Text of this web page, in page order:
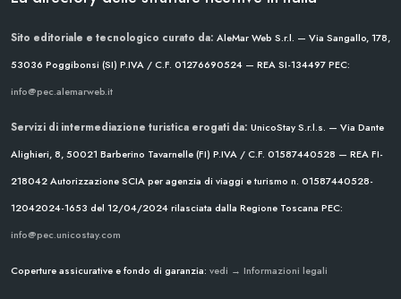
Sito editoriale e tecnologico curato da: AleMar Web S.r.l. — Via Sangallo, 178,
53036 Poggibonsi (SI) P.IVA / C.F. 01276690524 — REA SI-134497PEC:
info@pec.alemarweb.it
Servizi di intermediazione turistica erogati da: UnicoStay S.r.l.s. — Via Dante
Alighieri, 8, 50021 Barberino Tavarnelle (FI) P.IVA / C.F. 01587440528 — REA FI-
218042Autorizzazione SCIA per agenzia di viaggi e turismo n. 01587440528-
12042024-1653 del 12/04/2024rilasciata dalla Regione Toscana PEC:
info@pec.unicostay.com
Coperture assicurative e fondo di garanzia: vedi → Informazioni legali